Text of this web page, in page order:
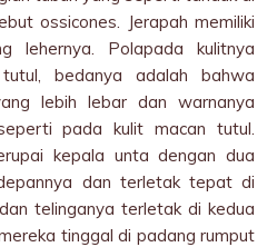
ossicones. Jerapah memiliki
lehernya. Polapada kulitnya
bedanya adalah bahwa
lebih lebar dan warnanya
pada kulit macan tutul.
kepala unta dengan dua
dan terletak tepat di
telinganya terletak di kedua
tinggal di padang rumput